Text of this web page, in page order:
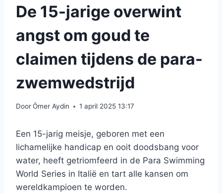
De 15-jarige overwint
angst om goud te
claimen tijdens de para-
zwemwedstrijd
DoorÖmer Aydin 1 april 2025 13:17
Een 15-jarig meisje, geboren met een
lichamelijke handicap en ooit doodsbang voor
water, heeft getriomfeerd in de Para Swimming
World Series in Italië en tart alle kansen om
wereldkampioen te worden.